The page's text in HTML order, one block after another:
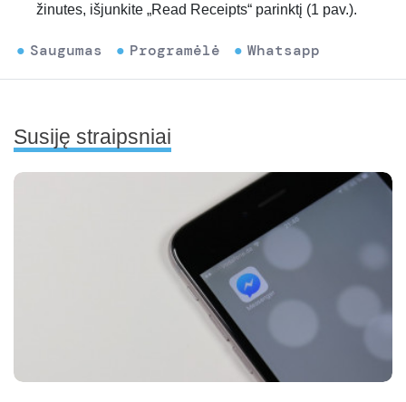
žinutes, išjunkite „Read Receipts“ parinktį (1 pav.).
Saugumas Programėlė Whatsapp
Susiję straipsniai